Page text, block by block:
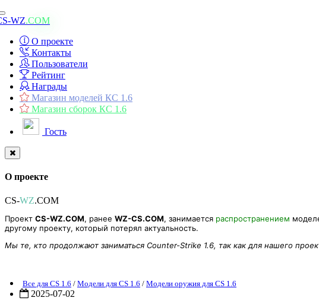
Toggle
navigation
WZ.COM
О проекте
Контакты
Пользователи
Рейтинг
Награды
Магазин моделей КС 1.6
Магазин сборок КС 1.6
Гость
О проекте
CS-WZ.COM
Проект CS-WZ.COM, ранее WZ-CS.COM, занимается распространением
другому проекту, который потерял актуальность.
Мы те, кто продолжают заниматься Counter-Strike 1.6, так как для нашего
Все для CS 1.6 / Модели для CS 1.6 / Модели оружия для CS 1.6
2025-07-02